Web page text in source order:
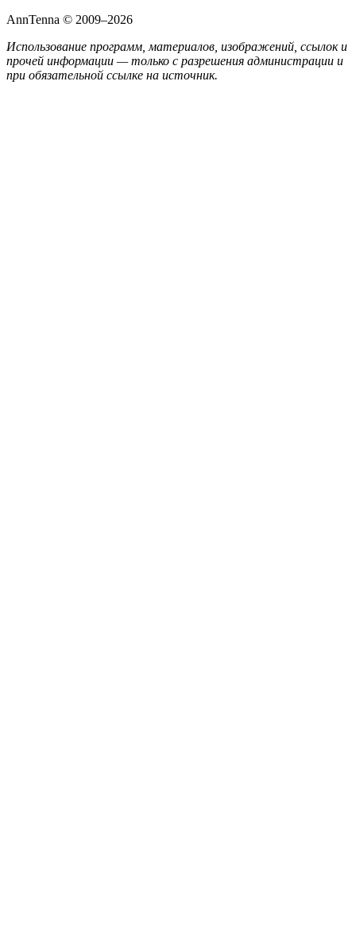
AnnTenna © 2009–2026
Использование программ, материалов, изображений, ссылок и
прочей информации — только с разрешения администрации и
при обязательной ссылке на источник.